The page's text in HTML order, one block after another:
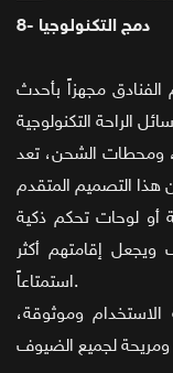
8- دمج التكنولوجيا
مجهزاً بأحدث
ومحطات الشحن، تعد
أو لوحات تحكم ذكية
ويجعل إقامتهم أكثر
استمتاعاً.
وموثوقة،